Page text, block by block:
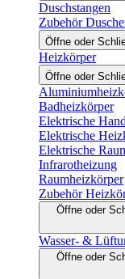
Duschstangen
Zubehör
Öffne oder
Heizkörper
Öffne oder
Badheizkörper
Elektrische
Elektrische
Elektrische
Infrarotheizung
Raumheizkörper
Zubehör
Öffne oder
Wasser- &
Öffne oder